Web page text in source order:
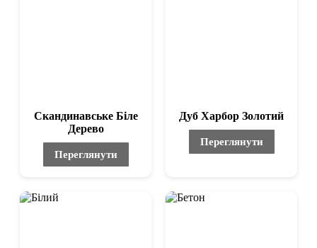
Скандинавське Біле
Дерево
Переглянути
Дуб Харбор Золотий
Переглянути